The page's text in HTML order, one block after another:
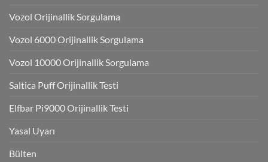
Vozol Orijinallik Sorgulama
Vozol 6000 Orijinallik Sorgulama
Vozol 10000 Orijinallik Sorgulama
Saltica Puff Orijinallik Testi
Elfbar Pi9000 Orijinallik Testi
Yasal Uyarı
Bülten